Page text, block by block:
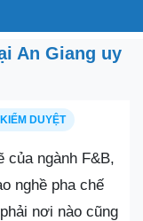
An Giang uy
DUYỆT
của ngành F&B,
nghề pha chế
nơi nào cũng